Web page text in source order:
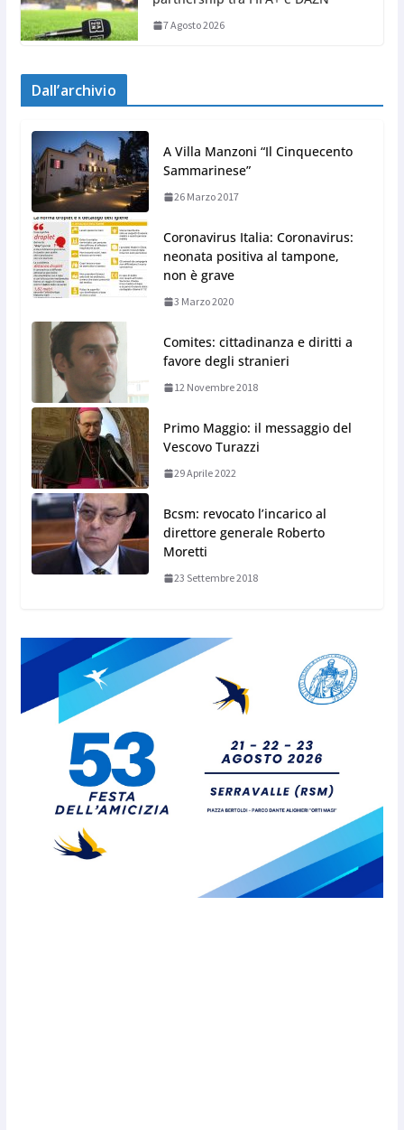
7 Agosto 2026
Dall’archivio
A Villa Manzoni “Il Cinquecento
Sammarinese”
26 Marzo 2017
Coronavirus Italia: Coronavirus:
neonata positiva al tampone,
non è grave
3 Marzo 2020
Comites: cittadinanza e diritti a
favore degli stranieri
12 Novembre 2018
Primo Maggio: il messaggio del
Vescovo Turazzi
29 Aprile 2022
Bcsm: revocato l’incarico al
direttore generale Roberto
Moretti
23 Settembre 2018